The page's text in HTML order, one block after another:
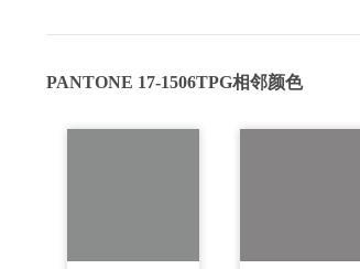
PANTONE 17-1506TPG相邻颜色